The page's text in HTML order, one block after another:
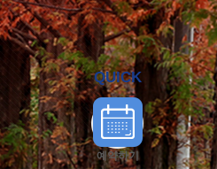
QUICK
예약하기